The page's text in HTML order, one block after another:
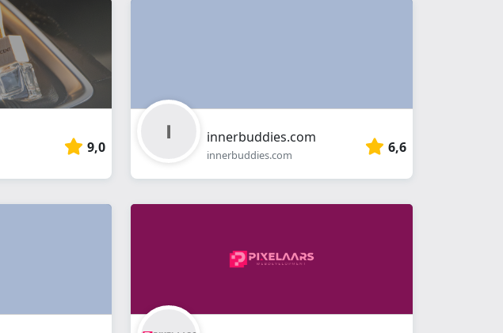
9,0
innerbuddies.com
innerbuddies.com 6,6